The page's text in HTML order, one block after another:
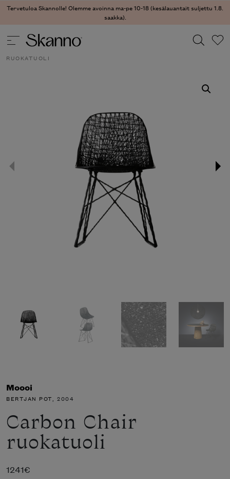
Tervetuloa Skannolle! Olemme avoinna ma-pe 10-18 (kesälauantait suljettu 1.8.
saakka).
RUOKATUOLI
Moooi
BERTJAN POT, 2004
Carbon Chair
ruokatuoli
1241€